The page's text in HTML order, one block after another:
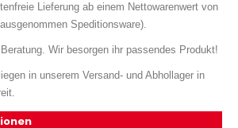
Lieferung ab einem Nettowarenwert von
Speditionsware).
Beratung. Wir besorgen ihr passendes Produkt!
in unserem Versand- und Abhollager in